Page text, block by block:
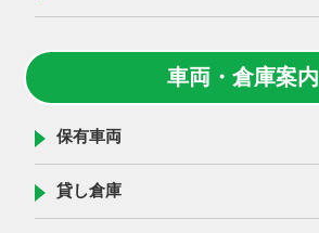
車両・倉庫案内
保有車両
貸し倉庫